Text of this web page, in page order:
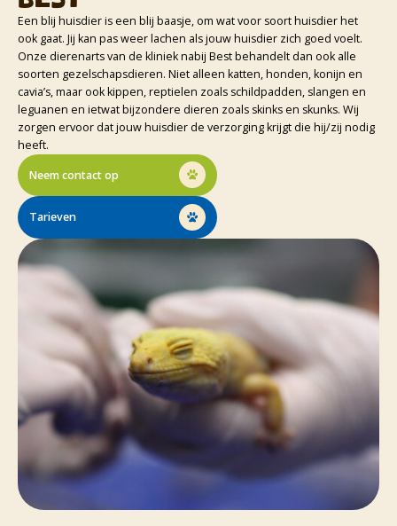
Een blij huisdier is een blij baasje, om wat voor soort huisdier het
ook gaat. Jij kan pas weer lachen als jouw huisdier zich goed voelt.
Onze dierenarts van de kliniek nabij Best behandelt dan ook alle
soorten gezelschapsdieren. Niet alleen katten, honden, konijn en
cavia’s, maar ook kippen, reptielen zoals schildpadden, slangen en
leguanen en ietwat bijzondere dieren zoals skinks en skunks. Wij
zorgen ervoor dat jouw huisdier de verzorging krijgt die hij/zij nodig
heeft.
Neem contact op
Tarieven